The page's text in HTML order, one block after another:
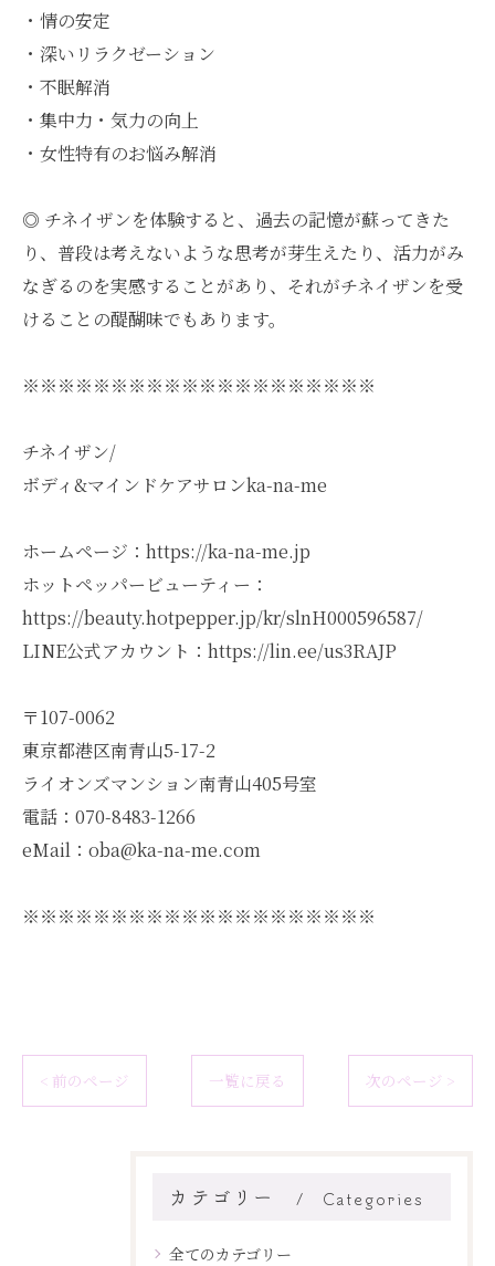
・情の安定
・深いリラクゼーション
・不眠解消
・集中力・気力の向上
・女性特有のお悩み解消
◎ チネイザンを体験すると、過去の記憶が蘇ってきた
り、普段は考えないような思考が芽生えたり、活力がみ
なぎるのを実感することがあり、それがチネイザンを受
けることの醍醐味でもあります。
※※※※※※※※※※※※※※※※※※※※
チネイザン/
ボディ&マインドケアサロンka-na-me
ホームページ：https://ka-na-me.jp
ホットペッパービューティー：
https://beauty.hotpepper.jp/kr/slnH000596587/
LINE公式アカウント：https://lin.ee/us3RAJP
〒107-0062
東京都港区南青山5-17-2
ライオンズマンション南青山405号室
電話：070-8483-1266
eMail：oba@ka-na-me.com
※※※※※※※※※※※※※※※※※※※※
< 前のページ 一覧に戻る 次のページ >
カテゴリー Categories
全てのカテゴリー